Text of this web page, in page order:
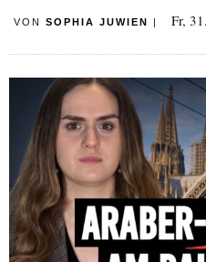
VON SOPHIA JUWIEN | Fr,